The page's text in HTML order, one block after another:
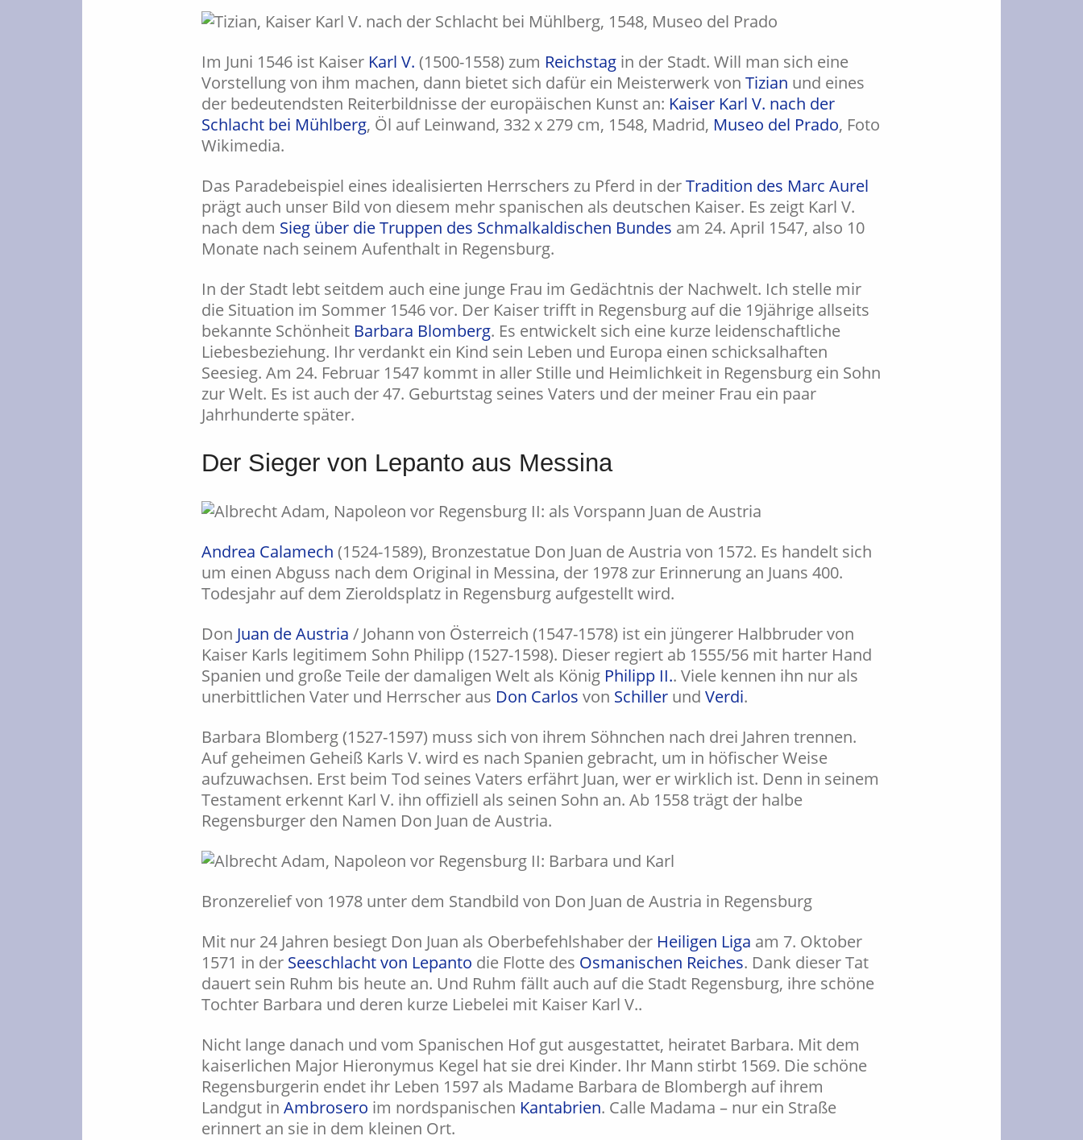
Im Juni 1546 ist Kaiser Karl V. (1500-1558) zum Reichstag in der Stadt. Will man sich eine
Vorstellung von ihm machen, dann bietet sich dafür ein Meisterwerk vonTizian und eines
der bedeutendsten Reiterbildnisse der europäischen Kunst an: Kaiser Karl V. nach der
Schlacht bei Mühlberg, Öl auf Leinwand, 332 x 279 cm, 1548, Madrid, Museo del Prado, Foto
Wikimedia.
Das Paradebeispiel eines idealisierten Herrschers zu Pferd in derTradition des Marc Aurel
prägt auch unser Bild von diesem mehr spanischen als deutschen Kaiser. Es zeigt Karl V.
nach dem Sieg über die Truppen des Schmalkaldischen Bundes am 24. April 1547, also 10
Monate nach seinem Aufenthalt in Regensburg.
In der Stadt lebt seitdem auch eine junge Frau im Gedächtnis der Nachwelt. Ich stelle mir
die Situation im Sommer 1546 vor. Der Kaiser trifft in Regensburg auf die 19jährige allseits
bekannte Schönheit Barbara Blomberg. Es entwickelt sich eine kurze leidenschaftliche
Liebesbeziehung. Ihr verdankt ein Kind sein Leben und Europa einen schicksalhaften
Seesieg. Am 24. Februar 1547 kommt in aller Stille und Heimlichkeit in Regensburg ein Sohn
zur Welt. Es ist auch der 47. Geburtstag seines Vaters und der meiner Frau ein paar
Jahrhunderte später.
Der Sieger von Lepanto aus Messina
Andrea Calamech (1524-1589), Bronzestatue Don Juan de Austria von 1572. Es handelt sich
um einen Abguss nach dem Original in Messina, der 1978 zur Erinnerung an Juans 400.
Todesjahr auf dem Zieroldsplatz in Regensburg aufgestellt wird.
Don Juan de Austria / Johann von Österreich (1547-1578) ist ein jüngerer Halbbruder von
Kaiser Karls legitimem Sohn Philipp (1527-1598). Dieser regiert ab 1555/56 mit harter Hand
Spanien und große Teile der damaligen Welt als König Philipp II.. Viele kennen ihn nur als
unerbittlichen Vater und Herrscher aus Don Carlos von Schiller undVerdi.
Barbara Blomberg (1527-1597) muss sich von ihrem Söhnchen nach drei Jahren trennen.
Auf geheimen Geheiß Karls V. wird es nach Spanien gebracht, um in höfischer Weise
aufzuwachsen. Erst beim Tod seines Vaters erfährt Juan, wer er wirklich ist. Denn in seinem
Testament erkennt Karl V. ihn offiziell als seinen Sohn an. Ab 1558 trägt der halbe
Regensburger den Namen Don Juan de Austria.
Bronzerelief von 1978 unter dem Standbild von Don Juan de Austria in Regensburg
Mit nur 24 Jahren besiegt Don Juan als Oberbefehlshaber der Heiligen Liga am 7. Oktober
1571 in der Seeschlacht von Lepanto die Flotte des Osmanischen Reiches. Dank dieser Tat
dauert sein Ruhm bis heute an. Und Ruhm fällt auch auf die Stadt Regensburg, ihre schöne
Tochter Barbara und deren kurze Liebelei mit Kaiser Karl V..
Nicht lange danach und vom Spanischen Hof gut ausgestattet, heiratet Barbara. Mit dem
kaiserlichen Major Hieronymus Kegel hat sie drei Kinder. Ihr Mann stirbt 1569. Die schöne
Regensburgerin endet ihr Leben 1597 als Madame Barbara de Blombergh auf ihrem
Landgut inAmbrosero im nordspanischen Kantabrien. Calle Madama – nur ein Straße
erinnert an sie in dem kleinen Ort.